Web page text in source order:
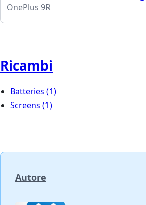
OnePlus 9R
Ricambi
Batteries (1)
Screens (1)
Autore